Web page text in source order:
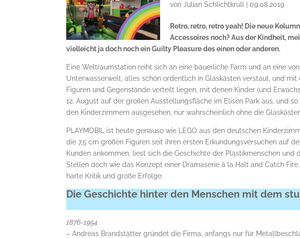
vonJulian Schlichtkrull |09.08.2019
Retro, retro, retro yeah! Die neue
Accessoires noch? Aus der Kindheit,
vielleicht ja doch noch ein Guilty Pleasure des einen oder anderen.
Eine Weltraumstation reiht sich an eine bäuerliche Farm und an eine
Unterwasserwelt, alles schön ordentlich in Glaskästen verstaut, und
Figuren und Gegenstände verteilt liegen, mit denen Kinder (und
12. August auf der großen Ausstellungsfläche im Elisen Park aus, und
den Kinderzimmern ausgesehen, nur wahrscheinlich ohne die
PLAYMOBIL ist heute genauso wie LEGO aus den deutschen
die 7,5 cm großen Figuren seit ihren ersten Erkundungsversuchen auf
Kunden ankommen, liest sich die Geschichte der Plastikmenschen und
Stellen doch wie das Konzept einer Dramaserie à la Halt and Catch
harte Kritik und große Erfolge.
Die Geschichte hinter den Menschen mit dem
1876-1954
– Andreas Brandstätter gründet die Firma, anfangs nur für